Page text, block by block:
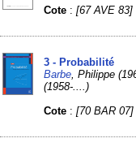
Cote :[67 AVE 83]
3 - Probabilité
Barbe , Philippe
(1958-....)
Cote :[70 BAR 07]